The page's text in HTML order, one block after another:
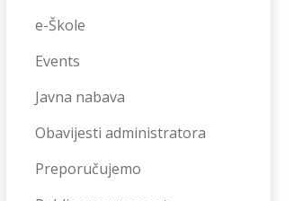
e-Škole
Events
Javna nabava
Obavijesti administratora
Preporučujemo